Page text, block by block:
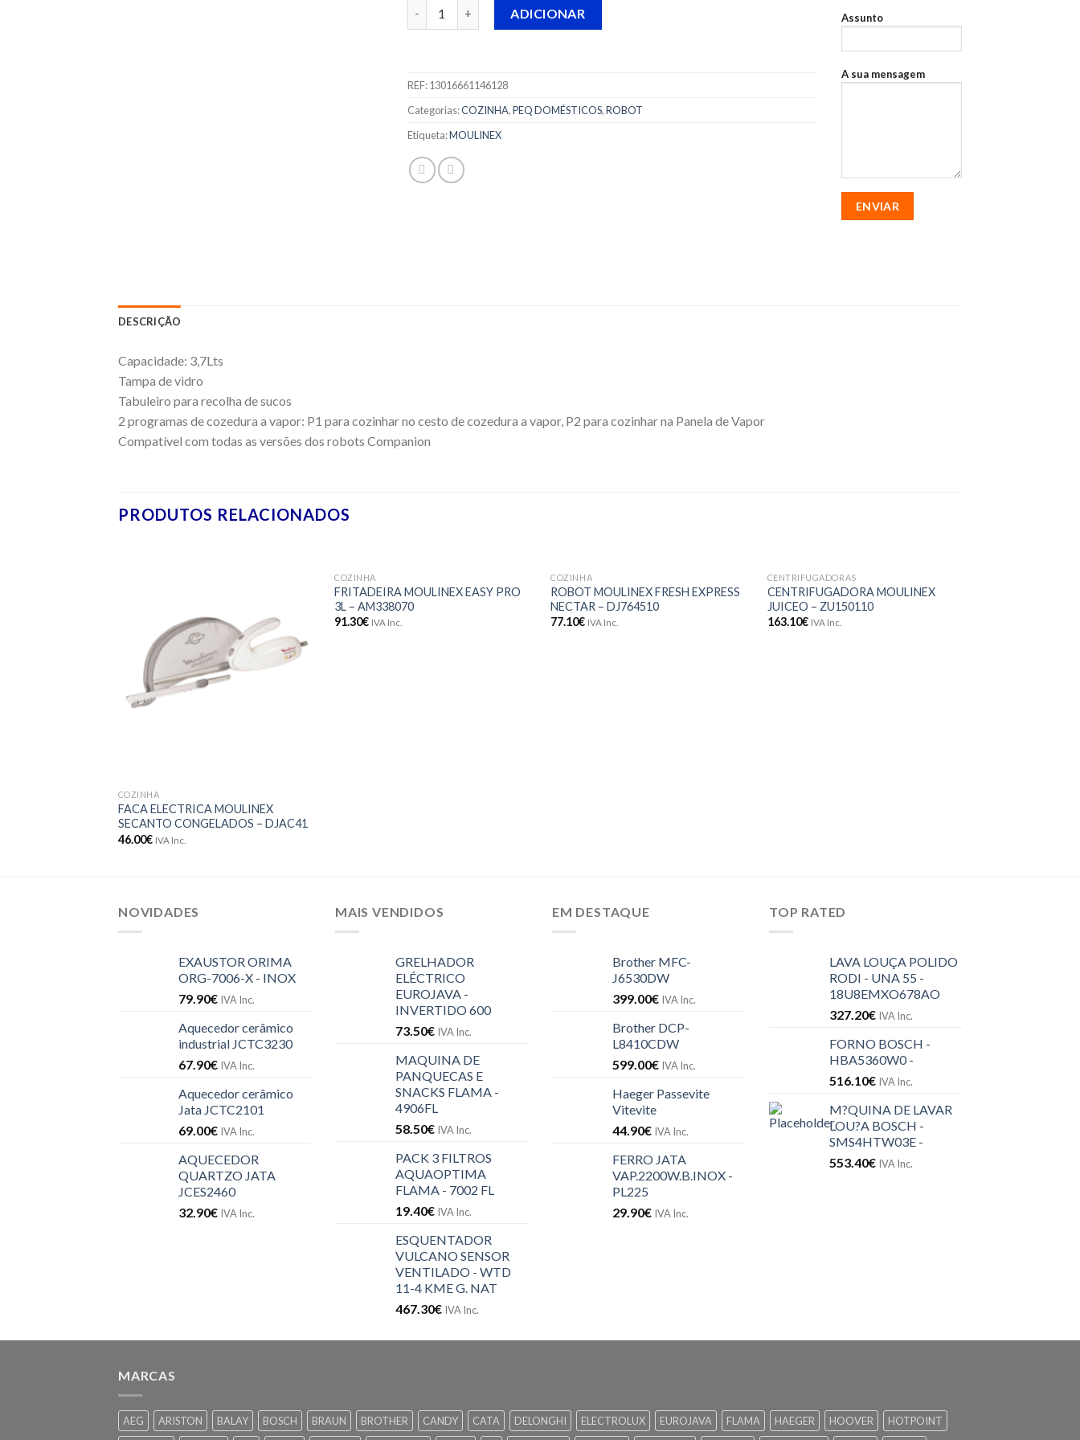
ADICIONAR
REF:13016661146128
Categorias:COZINHA,PEQ DOMÉSTICOS,ROBOT
Etiqueta:MOULINEX
Assunto
A sua mensagem
DESCRIÇÃO
Capacidade: 3,7Lts
Tampa de vidro
Tabuleiro para recolha de sucos
2 programas de cozedura a vapor: P1 para cozinhar no cesto de cozedura a vapor, P2 para cozinhar na Panela de Vapor
Compatível com todas as versões dos robots Companion
PRODUTOS RELACIONADOS
COZINHA
FACA ELECTRICA MOULINEX
SECANTO CONGELADOS – DJAC41
46.00€ IVA Inc.
Adicionar
aos meus
COZINHA
FRITADEIRA MOULINEX EASY PRO
3L – AM338070
91.30€ IVA Inc.
Adicionar
aos meus
COZINHA
ROBOT MOULINEX FRESH EXPRESS
NECTAR – DJ764510
77.10€ IVA Inc.
Adicionar
aos meus
CENTRIFUGADORAS
CENTRIFUGADORA MOULINEX
JUICEO – ZU150110
163.10€ IVA Inc.
NOVIDADES
EXAUSTOR ORIMA
ORG-7006-X - INOX
79.90€ IVA Inc.
Aquecedor cerâmico
industrial JCTC3230
67.90€ IVA Inc.
Aquecedor cerâmico
Jata JCTC2101
69.00€ IVA Inc.
AQUECEDOR
QUARTZO JATA
JCES2460
32.90€ IVA Inc.
MAIS VENDIDOS
GRELHADOR
ELÉCTRICO
EUROJAVA -
INVERTIDO 600
73.50€ IVA Inc.
MAQUINA DE
PANQUECAS E
SNACKS FLAMA -
4906FL
58.50€ IVA Inc.
PACK 3 FILTROS
AQUAOPTIMA
FLAMA - 7002 FL
19.40€ IVA Inc.
ESQUENTADOR
VULCANO SENSOR
VENTILADO - WTD
11-4 KME G. NAT
467.30€ IVA Inc.
EM DESTAQUE
Brother MFC-
J6530DW
399.00€ IVA Inc.
Brother DCP-
L8410CDW
599.00€ IVA Inc.
Haeger Passevite
Vitevite
44.90€ IVA Inc.
FERRO JATA
VAP.2200W.B.INOX -
PL225
29.90€ IVA Inc.
TOP RATED
LAVA LOUÇA POLIDO
RODI - UNA 55 -
18U8EMXO678AO
327.20€ IVA Inc.
FORNO BOSCH -
HBA5360W0 -
516.10€ IVA Inc.
M?QUINA DE LAVAR
LOU?A BOSCH -
SMS4HTW03E -
553.40€ IVA Inc.
MARCAS
AEG ARISTON BALAY BOSCH BRAUN BROTHER CANDY CATA DELONGHI ELECTROLUX EUROJAVA FLAMA HAEGER HOOVER
HOTPOINT